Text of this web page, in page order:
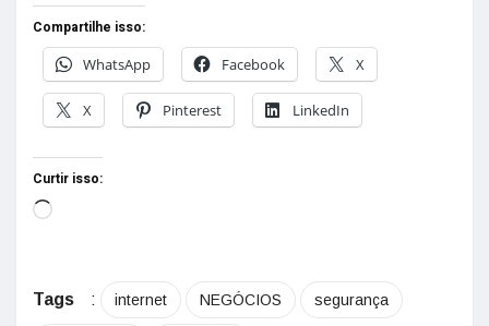
Compartilhe isso:
WhatsApp
Facebook X
X Pinterest LinkedIn
Curtir isso:
Tags : internet NEGÓCIOS segurança